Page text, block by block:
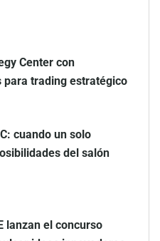
Center con
trading estratégico
cuando un solo
del salón
lanzan el concurso